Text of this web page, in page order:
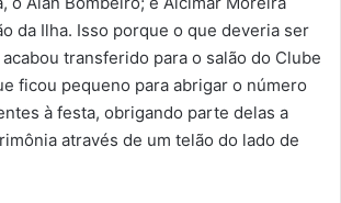
da Ilha. Isso porque o que deveria ser
transferido para o salão do Clube
ficou pequeno para abrigar o número
à festa, obrigando parte delas a
através de um telão do lado de